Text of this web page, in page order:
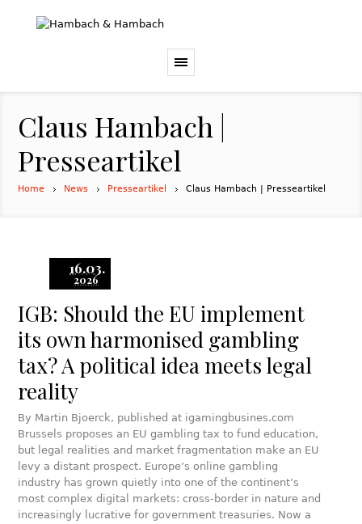
Claus Hambach |
Presseartikel
Home News Presseartikel Claus Hambach | Presseartikel
16.03.
2026
IGB: Should the EU implement
its own harmonised gambling
tax? A political idea meets legal
reality
By Martin Bjoerck, published at igamingbusines.com
Brussels proposes an EU gambling tax to fund education,
but legal realities and market fragmentation make an EU
levy a distant prospect. Europe’s online gambling
industry has grown quietly into one of the continent’s
most complex digital markets: cross-border in nature and
increasingly lucrative for government treasuries. Now a